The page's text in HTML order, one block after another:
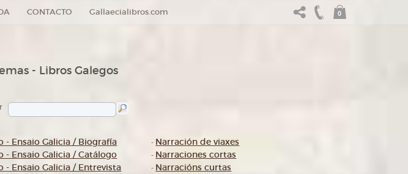
CONTACTO Gallaecialibros.com 0
- Libros Galegos
- Ensaio Galicia / Biografía
- Ensaio Galicia / Catálogo
- Ensaio Galicia / Entrevista
- Narración de viaxes
- Narraciones cortas
- Narracións curtas